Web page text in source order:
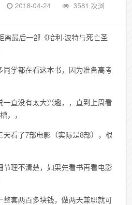
2018-04-24
3581 次浏
离最后一部《哈利·波特与死亡圣
同学都在看这本书，因为准备高考
一直没有太大兴趣，，直到上周看
，，
天看了7部电影（实际是8部），根
节理不清楚，如果先看书再看电影
整套两百多块钱，做两天兼职就可